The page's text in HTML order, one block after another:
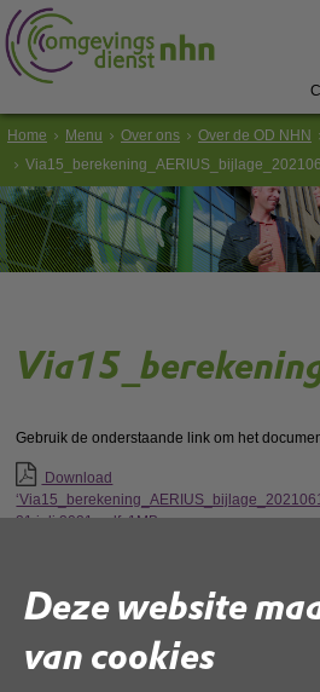
Deze website
van cookies
Home Menu Over ons Over de OD NHN
Gebruik de onderstaande link om het
Download
21 juli 2021,pdf, 1MB
Deel deze pagina